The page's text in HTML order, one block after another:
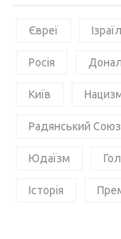
Євреї
Росія
Київ
Радянський Союз
Юдаїзм
Історія